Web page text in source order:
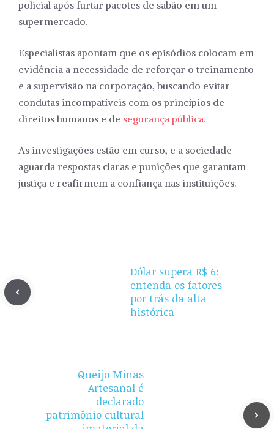
policial após furtar pacotes de sabão em um
supermercado.
Especialistas apontam que os episódios colocam em
evidência a necessidade de reforçar o treinamento
e a supervisão na corporação, buscando evitar
condutas incompatíveis com os princípios de
direitos humanos e de segurança pública.
As investigações estão em curso, e a sociedade
aguarda respostas claras e punições que garantam
justiça e reafirmem a confiança nas instituições.
Dólar supera R$ 6:
entenda os fatores
por trás da alta
histórica
Queijo Minas
Artesanal é
declarado
patrimônio cultural